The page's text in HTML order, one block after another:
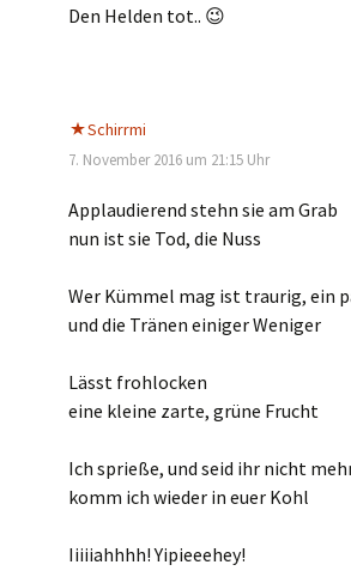
Den Helden tot.. 😉
Schirrmi
7. November 2016 um 21:15 Uhr
Applaudierend stehn sie am Grab
nun ist sie Tod, die Nuss
Wer Kümmel mag ist traurig, ein
und die Tränen einiger Weniger
Lässt frohlocken
eine kleine zarte, grüne Frucht
Ich sprieße, und seid ihr nicht
komm ich wieder in euer Kohl
Iiiiiahhhh! Yipieeehey!